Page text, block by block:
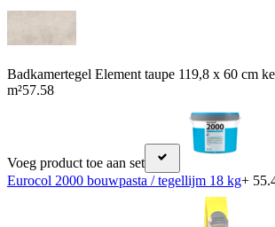
Badkamertegel Element taupe 119,8 x 60 cm
m²57.58
Voeg product toe aan set
Eurocol 2000 bouwpasta / tegellijm 18 kg+